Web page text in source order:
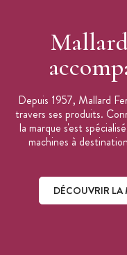
Depuis 1957, Mallard
travers ses produits.
la marque s'est
machines à
DÉCOUVRIR LA